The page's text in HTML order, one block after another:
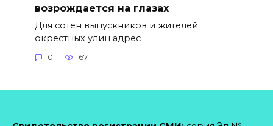
возрождается на глазах
Для сотен выпускников и жителей
окрестных улиц адрес
0 67